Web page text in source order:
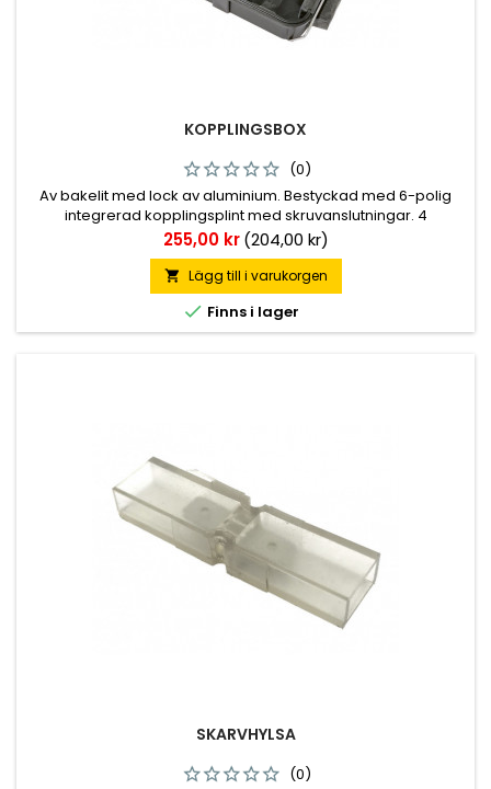
KOPPLINGSBOX
(0)
Av bakelit med lock av aluminium. Bestyckad med 6-polig
integrerad kopplingsplint med skruvanslutningar. 4
kabelingångar. Kabelgenomföringar medföljer. Storlek 120 x
69 mm. Höjd 30 mm. CC 29 mm.
Pris
255,00 kr (204,00 kr)
 Lägg till i varukorgen
 Finns i lager
SKARVHYLSA
(0)